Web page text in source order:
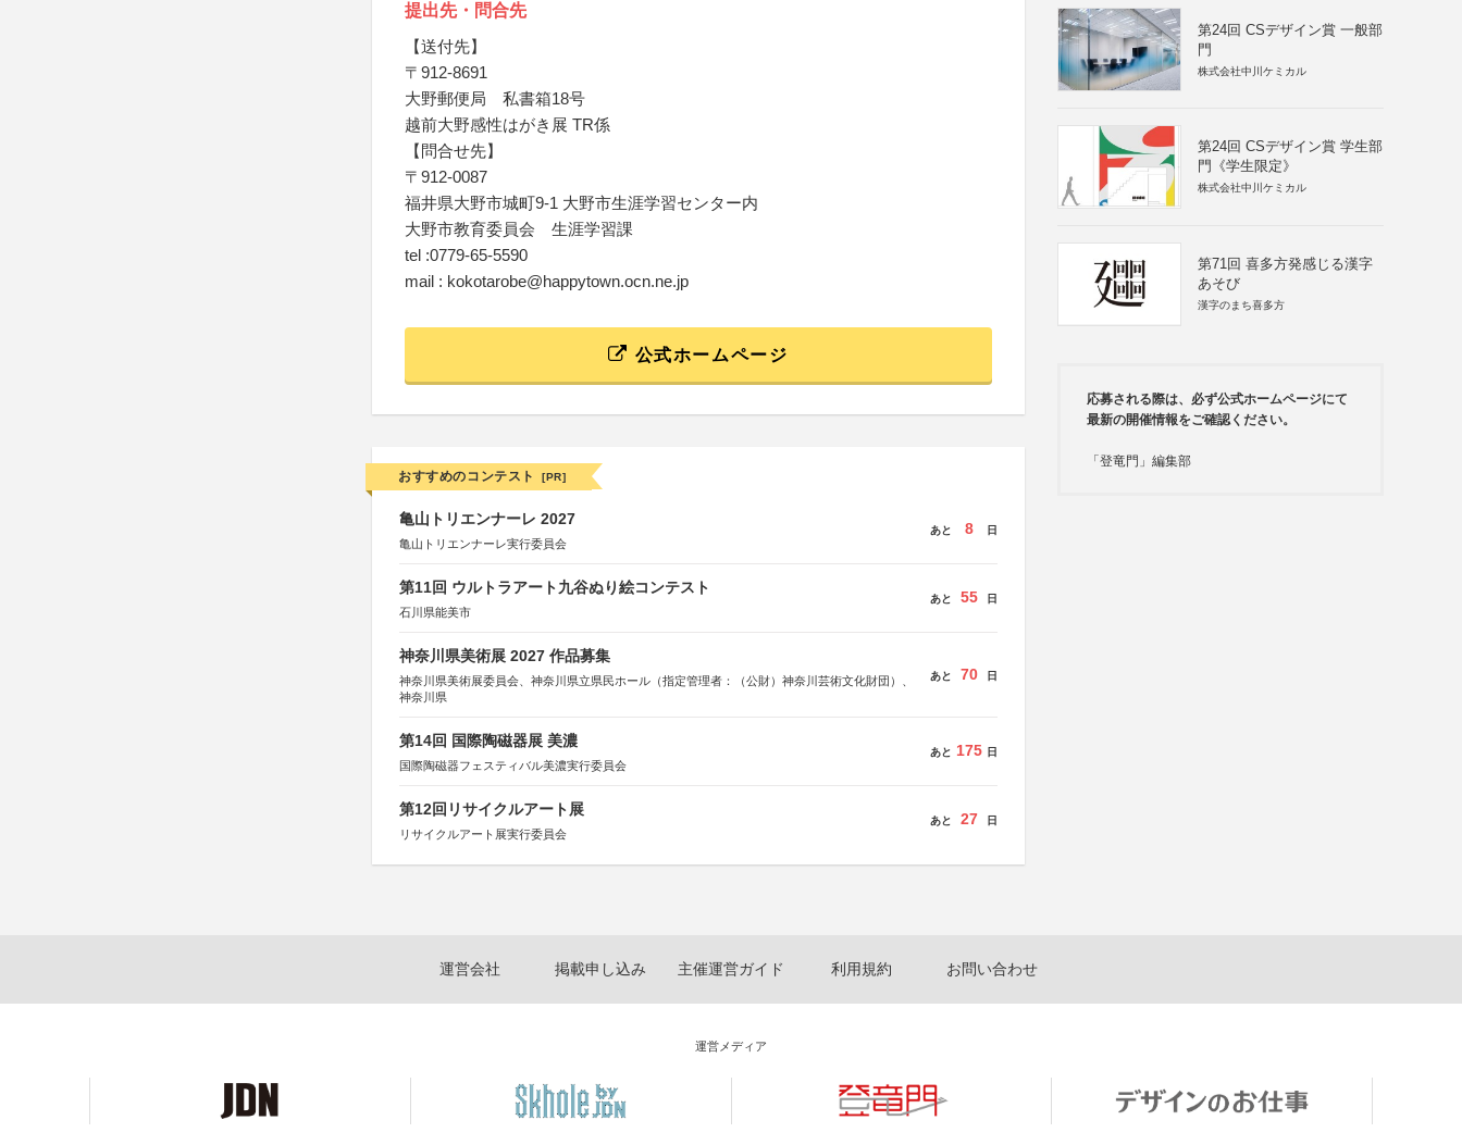
提出先・問合先
【送付先】
〒912-8691
大野郵便局 私書箱18号
越前大野感性はがき展 TR係
【問合せ先】
〒912-0087
福井県大野市城町9-1 大野市生涯学習センター内
大野市教育委員会 生涯学習課
tel :0779-65-5590
mail : kokotarobe@happytown.ocn.ne.jp
公式ホームページ
おすすめのコンテスト [PR]
亀山トリエンナーレ 2027
亀山トリエンナーレ実行委員会
あと 8 日
第11回 ウルトラアート九谷ぬり絵コンテスト
石川県能美市
あと 55 日
神奈川県美術展 2027 作品募集
神奈川県美術展委員会、神奈川県立県民ホール（指定管理者：（公財）神奈川芸術文化財団）、
神奈川県
あと 70 日
第14回 国際陶磁器展 美濃
国際陶磁器フェスティバル美濃実行委員会
あと 175 日
第12回リサイクルアート展
リサイクルアート展実行委員会
あと 27 日
第24回 CSデザイン賞 一般部
門
株式会社中川ケミカル
第24回 CSデザイン賞 学生部
門《学生限定》
株式会社中川ケミカル
第71回 喜多方発感じる漢字
あそび
漢字のまち喜多方
応募される際は、必ず公式ホームページにて
最新の開催情報をご確認ください。
「登竜門」編集部
運営会社 掲載申し込み 主催運営ガイド 利用規約 お問い合わせ
運営メディア